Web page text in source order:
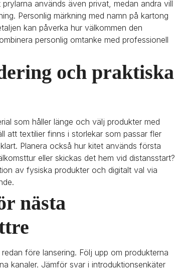
används även privat, medan andra vill
Personlig märkning med namn på kartong
kan påverka hur välkommen den
personlig omtanke med professionell
och praktiska
som håller länge och välj produkter med
att textilier finns i storlekar som passar fler
Planera också hur kitet används första
eller skickas det hem vid distansstart?
av fysiska produkter och digitalt val via
nästa
före lansering. Följ upp om produkterna
kanaler. Jämför svar i introduktionsenkäter